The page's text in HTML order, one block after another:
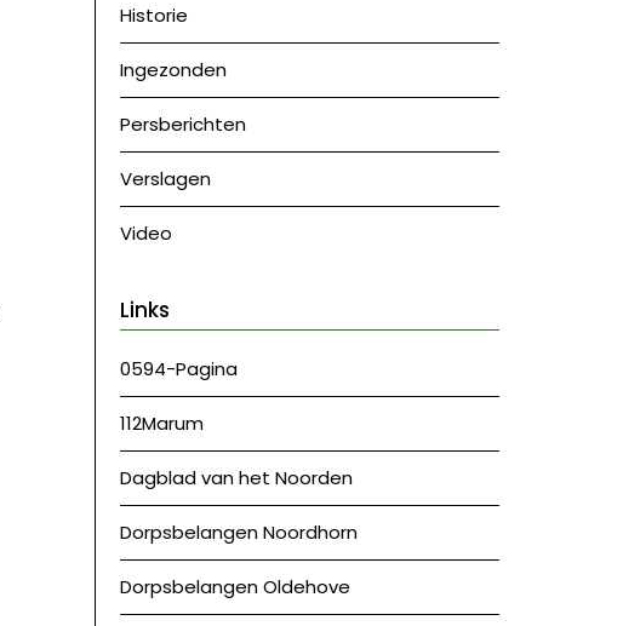
Historie
Ingezonden
Persberichten
Verslagen
Video
Links
0594-Pagina
112Marum
Dagblad van het Noorden
Dorpsbelangen Noordhorn
Dorpsbelangen Oldehove